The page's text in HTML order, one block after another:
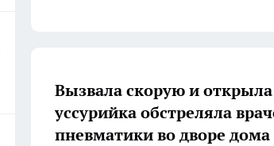
Вызвала скорую и
уссурийка обстреляла
пневматики во дворе дома